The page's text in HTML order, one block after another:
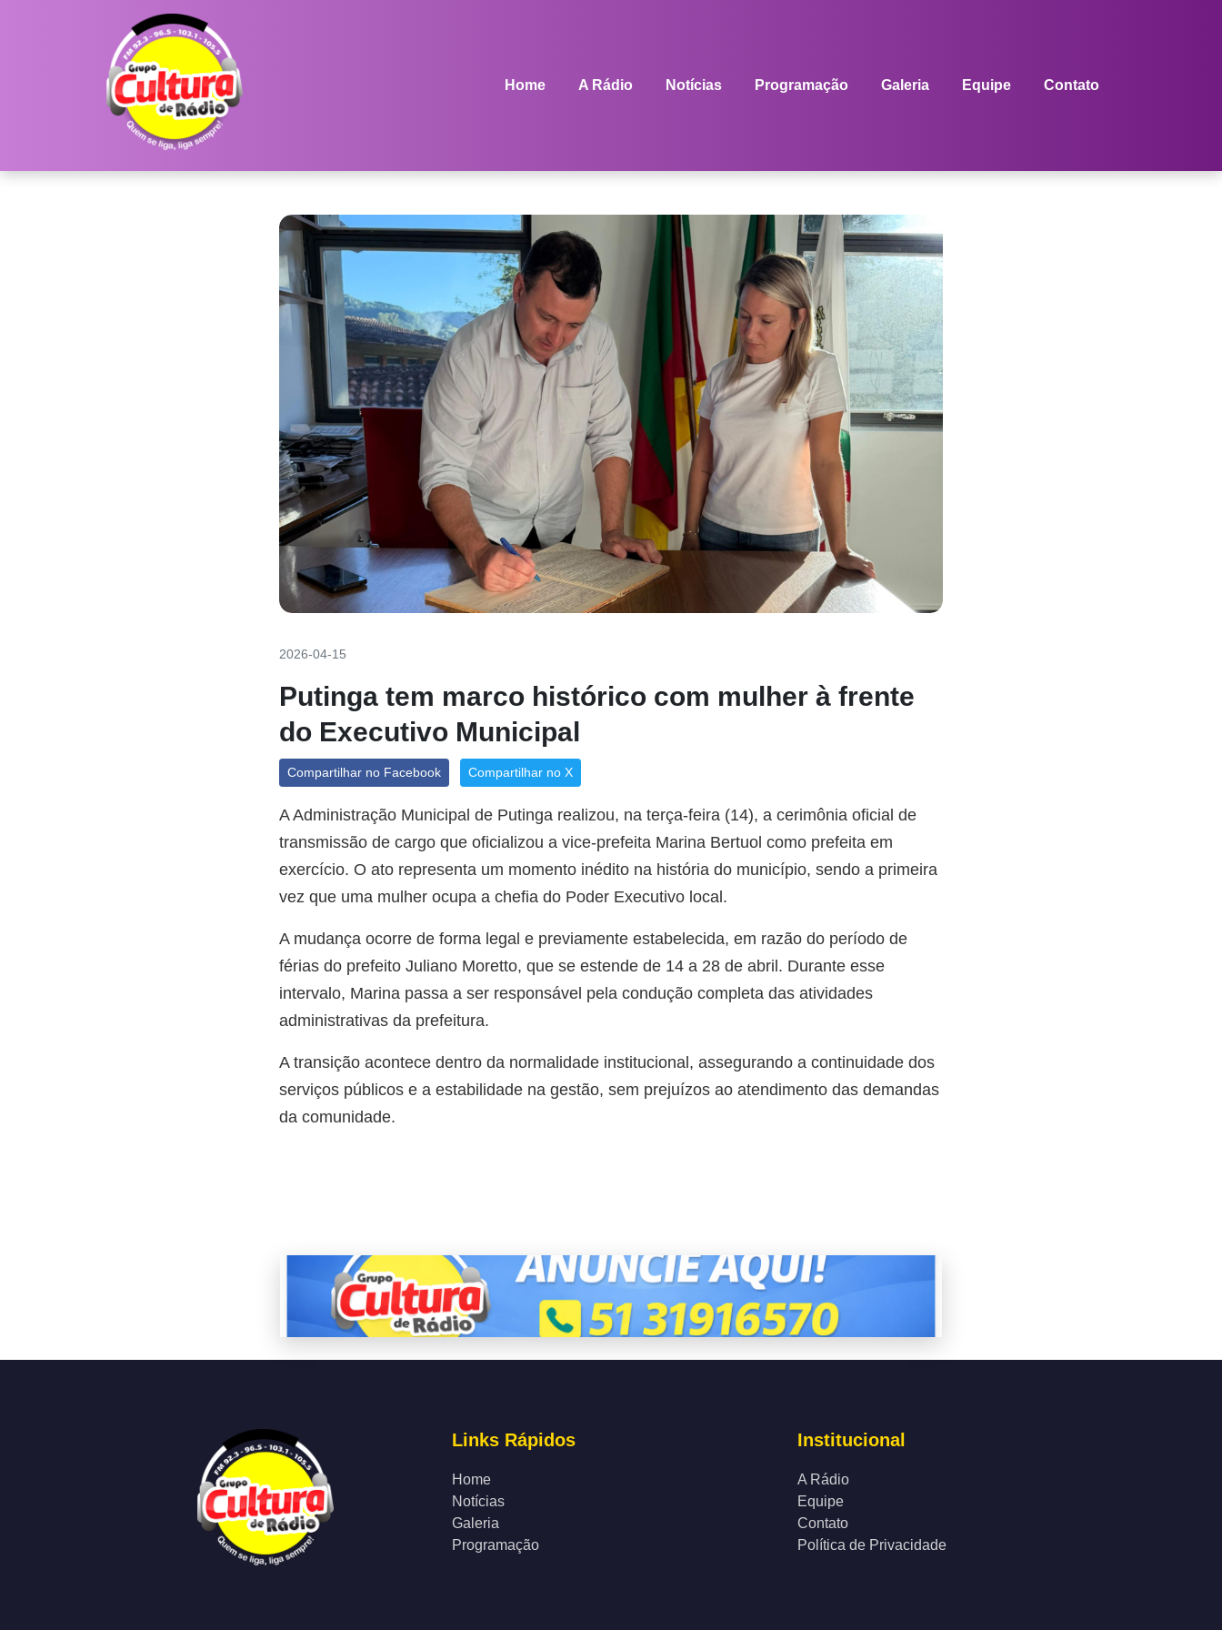
Home A Rádio Notícias Programação Galeria Equipe Contato
2026-04-15
Putinga tem marco histórico com mulher à frente
do Executivo Municipal
Compartilhar no Facebook Compartilhar no X
A Administração Municipal de Putinga realizou, na terça-feira (14), a cerimônia oficial de
transmissão de cargo que oficializou a vice-prefeita Marina Bertuol como prefeita em
exercício. O ato representa um momento inédito na história do município, sendo a primeira
vez que uma mulher ocupa a chefia do Poder Executivo local.
A mudança ocorre de forma legal e previamente estabelecida, em razão do período de
férias do prefeito Juliano Moretto, que se estende de 14 a 28 de abril. Durante esse
intervalo, Marina passa a ser responsável pela condução completa das atividades
administrativas da prefeitura.
A transição acontece dentro da normalidade institucional, assegurando a continuidade dos
serviços públicos e a estabilidade na gestão, sem prejuízos ao atendimento das demandas
da comunidade.
Links Rápidos
Home
Notícias
Galeria
Programação
Institucional
A Rádio
Equipe
Contato
Política de Privacidade